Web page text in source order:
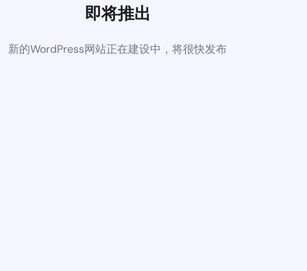
即将推出
新的WordPress网站正在建设中，将很快发布